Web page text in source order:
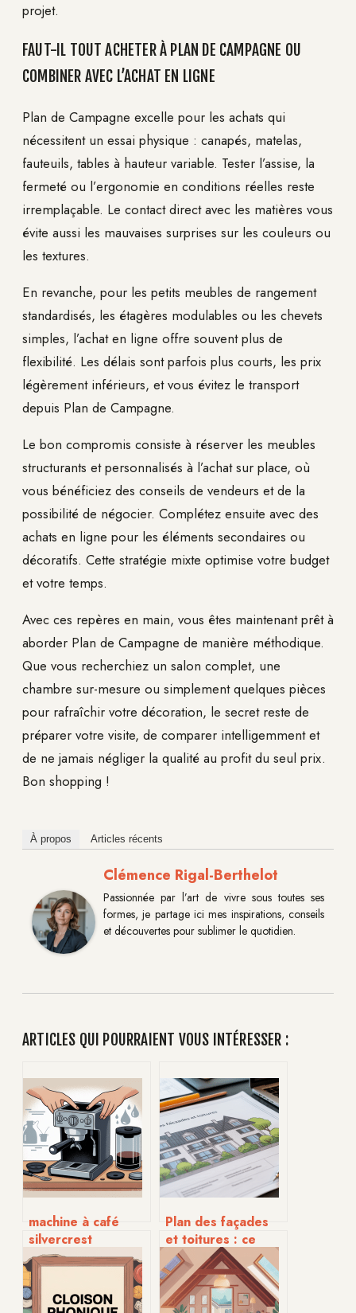
projet.
FAUT-IL TOUT ACHETER À PLAN DE CAMPAGNE OU
COMBINER AVEC L’ACHAT EN LIGNE
Plan de Campagne excelle pour les achats qui
nécessitent un essai physique : canapés, matelas,
fauteuils, tables à hauteur variable. Tester l’assise, la
fermeté ou l’ergonomie en conditions réelles reste
irremplaçable. Le contact direct avec les matières vous
évite aussi les mauvaises surprises sur les couleurs ou
les textures.
En revanche, pour les petits meubles de rangement
standardisés, les étagères modulables ou les chevets
simples, l’achat en ligne offre souvent plus de
flexibilité. Les délais sont parfois plus courts, les prix
légèrement inférieurs, et vous évitez le transport
depuis Plan de Campagne.
Le bon compromis consiste à réserver les meubles
structurants et personnalisés à l’achat sur place, où
vous bénéficiez des conseils de vendeurs et de la
possibilité de négocier. Complétez ensuite avec des
achats en ligne pour les éléments secondaires ou
décoratifs. Cette stratégie mixte optimise votre budget
et votre temps.
Avec ces repères en main, vous êtes maintenant prêt à
aborder Plan de Campagne de manière méthodique.
Que vous recherchiez un salon complet, une
chambre sur-mesure ou simplement quelques pièces
pour rafraîchir votre décoration, le secret reste de
préparer votre visite, de comparer intelligemment et
de ne jamais négliger la qualité au profit du seul prix.
Bon shopping !
À propos Articles récents
Clémence Rigal-Berthelot
Passionnée par l’art de vivre sous toutes ses
formes, je partage ici mes inspirations, conseils
et découvertes pour sublimer le quotidien.
ARTICLES QUI POURRAIENT VOUS INTÉRESSER :
machine à café
silvercrest
problème : guide
complet pour les
résoudre
Plan des façades
et toitures : ce
qu’il faut vraiment
prévoir pour un
dossier conforme